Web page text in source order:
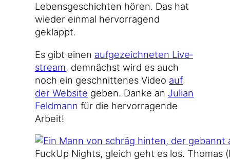
Lebens­ge­schich­ten hören. Das hat
wie­der ein­mal her­vor­ra­gend
geklappt.
Es gibt einen auf­ge­zeich­ne­ten Live­
stream, dem­nächst wird es auch
noch ein geschnit­te­nes Video auf
der Web­site geben. Dan­ke an Juli­an
Feld­mann für die her­vor­ra­gen­de
Arbeit!
Fuck­Up Nights, gleich geht es los. Tho­mas